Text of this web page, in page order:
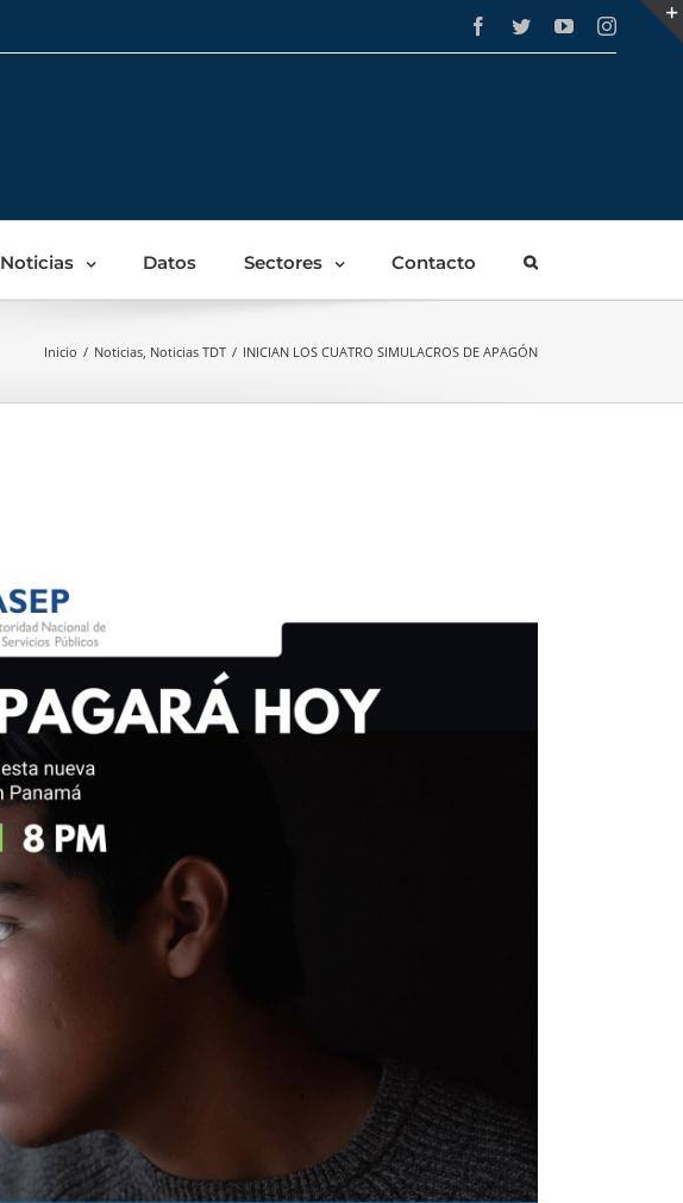
Facebook
TwitterYouTube
Noticias Datos Sectores Contacto
Inicio / Noticias Noticias TDT / INICIAN LOS CUATRO SIMULACROS DE APAGÓN